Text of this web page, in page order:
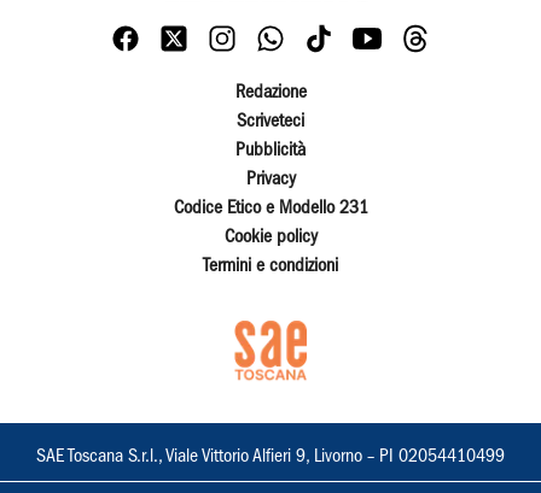
Redazione
Scriveteci
Pubblicità
Privacy
Codice Etico e Modello 231
Cookie policy
Termini e condizioni
SAE Toscana S.r.l., Viale Vittorio Alfieri 9, Livorno – PI 02054410499